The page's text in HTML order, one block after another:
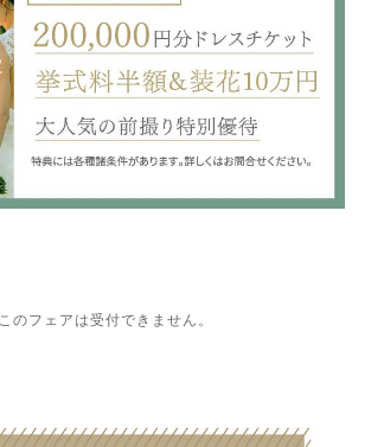
このフェアは受付できません。